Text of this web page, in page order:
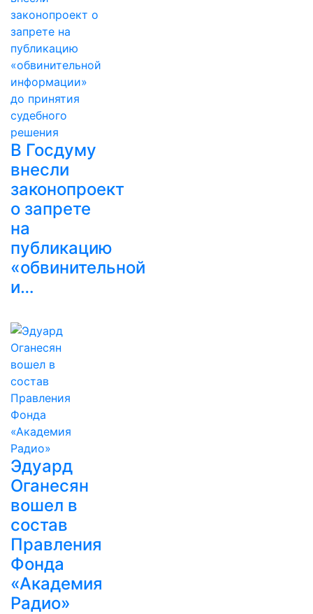
В Госдуму
внесли
законопроект
о запрете
на
публикацию
«обвинительной
и…
Эдуард
Оганесян
вошел в
состав
Правления
Фонда
«Академия
Радио»